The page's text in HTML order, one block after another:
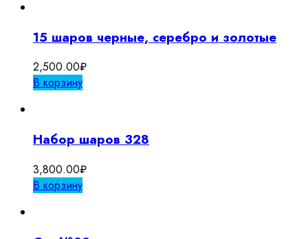
15 шаров черные, серебро и золотые
2,500.00₽
В корзину
Набор шаров 328
3,800.00₽
В корзину